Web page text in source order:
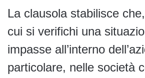
La clausola stabilisce
cui si verifichi una
impasse all’interno
particolare, nelle società